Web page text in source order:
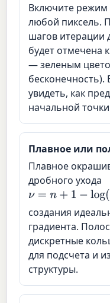
Включите
любой пиксель.
шагов итерации
будет отмечена
— зеленым
увидеть, как
начальной
Плавное или
Плавное
дробного ухода
ν=n+1−log( log|zn
создания
градиента.
дискретные
для подсчета и
структуры.